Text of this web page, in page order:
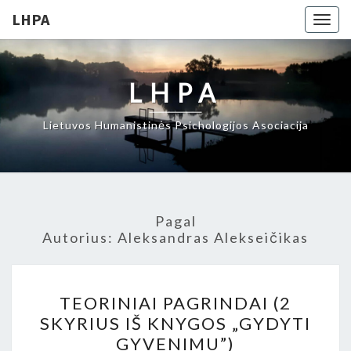
LHPA
LHPA
Lietuvos Humanistinės Psichologijos Asociacija
Pagal
Autorius: Aleksandras Alekseičikas
PAGRINDAI
(2
TEORINIAI PAGRINDAI (2
SKYRIUS IŠ KNYGOS „GYDYTI
GYVENIMU”)